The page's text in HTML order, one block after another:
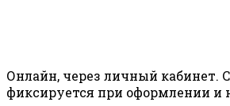
Онлайн, через личный кабинет.
фиксируется при оформлении и